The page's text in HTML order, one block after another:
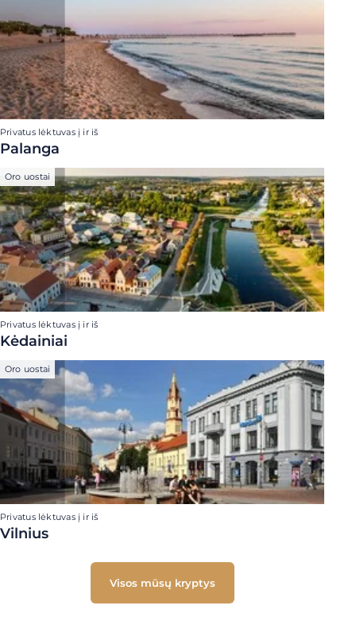
Privatus lėktuvas į ir iš
Palanga
Oro uostai
Privatus lėktuvas į ir iš
Kėdainiai
Oro uostai
Privatus lėktuvas į ir iš
Vilnius
Visos mūsų kryptys